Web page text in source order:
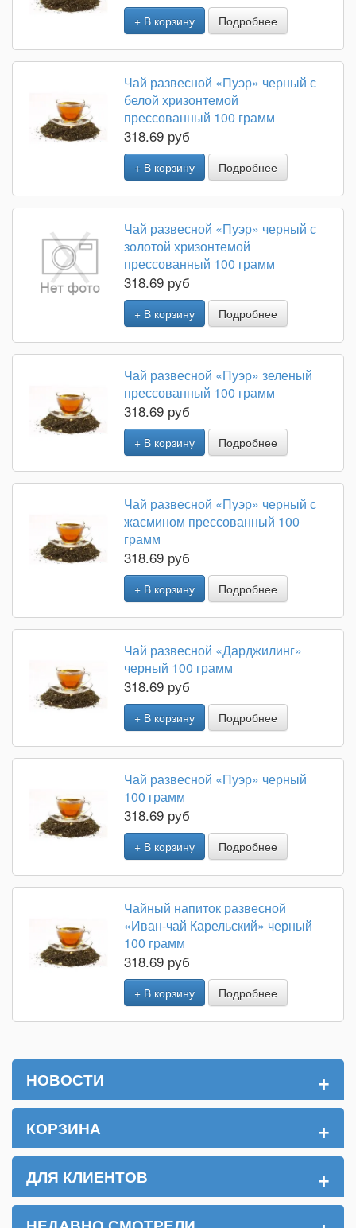
+ В корзину Подробнее
Чай развесной «Пуэр» черный с
белой хризонтемой
прессованный 100 грамм
318.69 руб
+ В корзину Подробнее
Чай развесной «Пуэр» черный с
золотой хризонтемой
прессованный 100 грамм
318.69 руб
+ В корзину Подробнее
Чай развесной «Пуэр» зеленый
прессованный 100 грамм
318.69 руб
+ В корзину Подробнее
Чай развесной «Пуэр» черный с
жасмином прессованный 100
грамм
318.69 руб
+ В корзину Подробнее
Чай развесной «Дарджилинг»
черный 100 грамм
318.69 руб
+ В корзину Подробнее
Чай развесной «Пуэр» черный
100 грамм
318.69 руб
+ В корзину Подробнее
Чайный напиток развесной
«Иван-чай Карельский» черный
100 грамм
318.69 руб
+ В корзину Подробнее
НОВОСТИ +
КОРЗИНА +
ДЛЯ КЛИЕНТОВ +